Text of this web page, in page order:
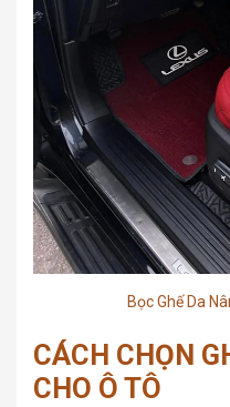
Bọc Ghế Da
CÁCH CHỌN
CHO Ô TÔ